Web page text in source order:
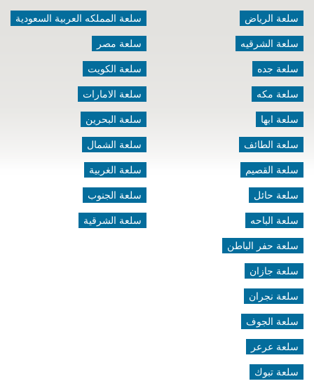
سلعة الرياض
سلعة الشرقيه
سلعة جده
سلعة مكه
سلعة ابها
سلعة الطائف
سلعة القصيم
سلعة حائل
سلعة الباحه
سلعة حفر الباطن
سلعة جازان
سلعة نجران
سلعة الجوف
سلعة عرعر
سلعة تبوك
سلعة المملكه العربية السعودية
سلعة مصر
سلعة الكويت
سلعة الامارات
سلعة البحرين
سلعة الشمال
سلعة الغربية
سلعة الجنوب
سلعة الشرقية